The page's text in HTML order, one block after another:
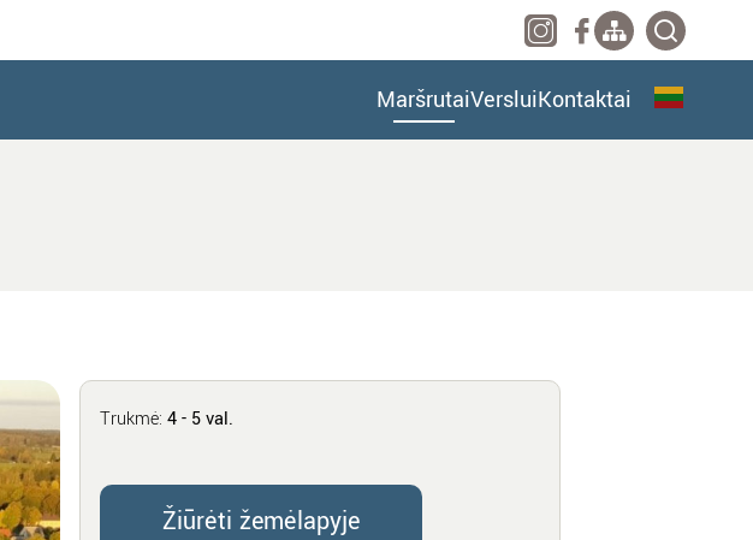
MaršrutaiVersluiKontaktai
Trukmė: 4 - 5 val.
Žiūrėti žemėlapyje